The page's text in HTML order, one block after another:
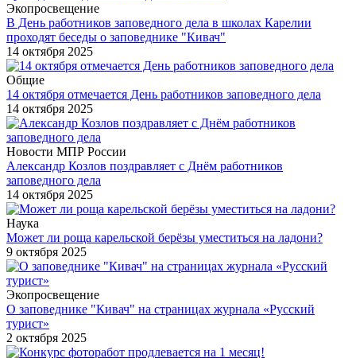
Экопросвещение
В День работников заповедного дела в школах Карелии
проходят беседы о заповеднике "Кивач"
14 октября 2025
Общие
14 октября отмечается День работников заповедного дела
14 октября 2025
Новости МПР России
Александр Козлов поздравляет с Днём работников
заповедного дела
14 октября 2025
Наука
Может ли роща карельской берёзы уместиться на ладони?
9 октября 2025
Экопросвещение
О заповеднике "Кивач" на страницах журнала «Русский
турист»
2 октября 2025